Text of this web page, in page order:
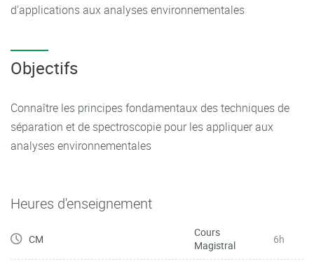
d’applications aux analyses environnementales
Objectifs
Connaître les principes fondamentaux des techniques de
séparation et de spectroscopie pour les appliquer aux
analyses environnementales
Heures d'enseignement
CM
Cours
Magistral
6h